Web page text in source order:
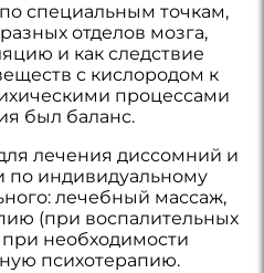
специальным точкам,
отделов мозга,
и как следствие
с кислородом к
процессами
был баланс.
лечения диссомний и
по индивидуальному
лечебный массаж,
(при воспалительных
при необходимости
психотерапию.